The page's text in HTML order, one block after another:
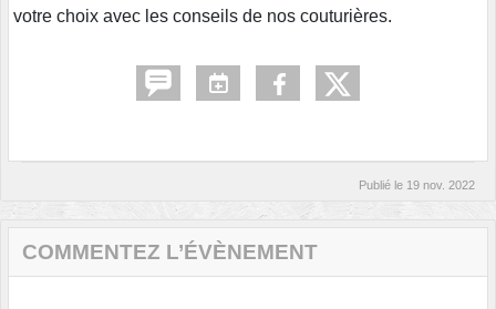
votre choix avec les conseils de nos couturières.
Publié le 19 nov. 2022
COMMENTEZ L’ÉVÈNEMENT